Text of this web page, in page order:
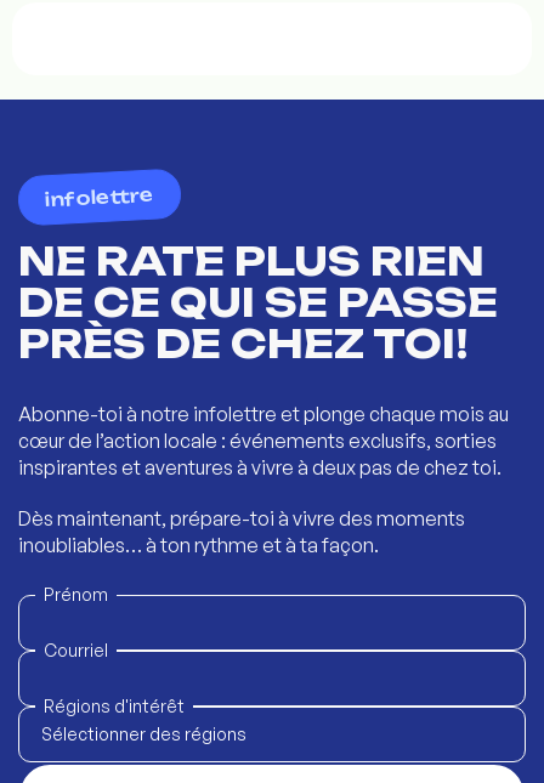
infolettre
NE RATE PLUS RIEN
DE CE QUI SE PASSE
PRÈS DE CHEZ TOI!
Abonne-toi à notre infolettre et plonge chaque mois au
cœur de l’action locale : événements exclusifs, sorties
inspirantes et aventures à vivre à deux pas de chez toi.
Dès maintenant, prépare-toi à vivre des moments
inoubliables… à ton rythme et à ta façon.
Prénom
Courriel
Régions d'intérêt
Sélectionner des régions